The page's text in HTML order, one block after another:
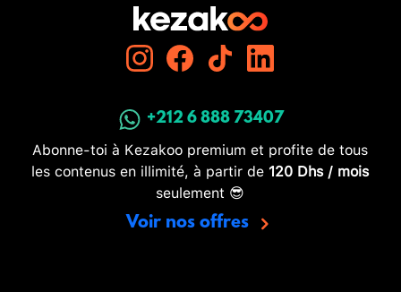
+212 6 888 73407
Abonne-toi à Kezakoo premium et profite de tous
les contenus en illimité, à partir de 120 Dhs / mois
seulement 😎
Voir nos offres